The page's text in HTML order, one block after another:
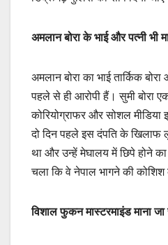
अमलान बोरा के भाई और पत्नी भी
अमलान बोरा का भाई तार्किक
पहले से ही आरोपी हैं। सुमी बोरा
कोरियोग्राफर और सोशल
दो दिन पहले इस दंपति के खिलाफ
था और उन्हें मेघालय में छिपे होने
चला कि वे नेपाल भागने की कोशिश
विशाल फुकन मास्टरमाइंड माना जा